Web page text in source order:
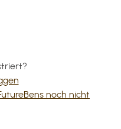
noch nicht